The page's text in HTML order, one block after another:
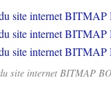
site internet BITMAP